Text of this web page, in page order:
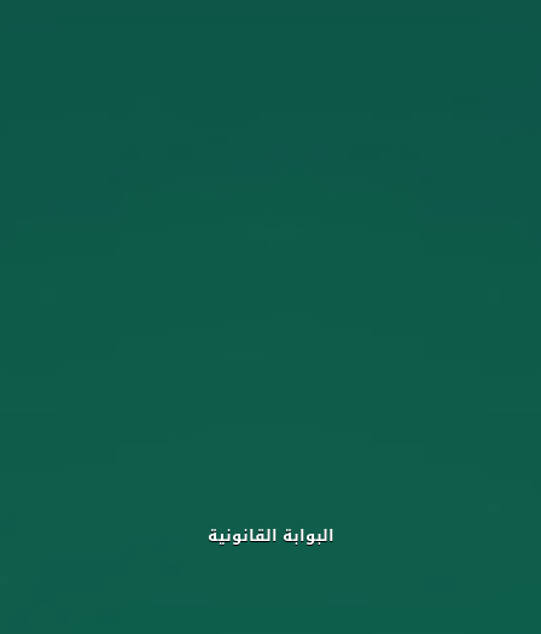
البوابة القانونية